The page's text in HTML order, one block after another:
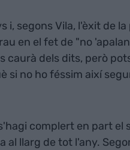
i, segons Vila, l'èxit de
en el fet de "no
caurà dels dits, però
si no ho féssim així
complert en part el
al llarg de tot l'any.